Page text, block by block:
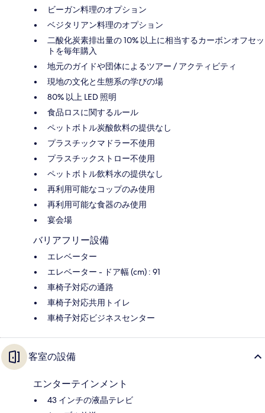
ビーガン料理のオプション
ベジタリアン料理のオプション
二酸化炭素排出量の 10% 以上に相当するカーボンオフセッ
トを毎年購入
地元のガイドや団体によるツアー / アクティビティ
現地の文化と生態系の学びの場
80% 以上 LED 照明
食品ロスに関するルール
ペットボトル炭酸飲料の提供なし
プラスチックマドラー不使用
プラスチックストロー不使用
ペットボトル飲料水の提供なし
再利用可能なコップのみ使用
再利用可能な食器のみ使用
宴会場
バリアフリー設備
エレベーター
エレベーター - ドア幅 (cm) : 91
車椅子対応の通路
車椅子対応共用トイレ
車椅子対応ビジネスセンター
客室の設備
エンターテインメント
43 インチの液晶テレビ